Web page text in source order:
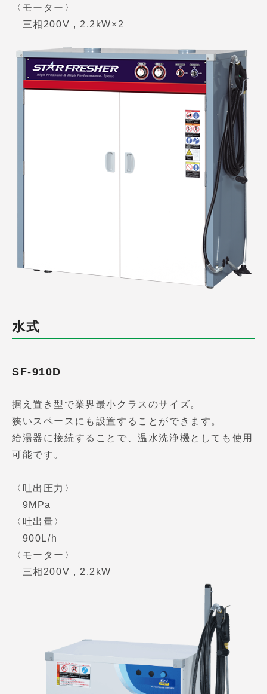
〈モーター〉
三相200V , 2.2kW×2
水式
SF-910D
据え置き型で業界最小クラスのサイズ。
狭いスペースにも設置することができます。
給湯器に接続することで、温水洗浄機としても使用
可能です。
〈吐出圧力〉
9MPa
〈吐出量〉
900L/h
〈モーター〉
三相200V , 2.2kW